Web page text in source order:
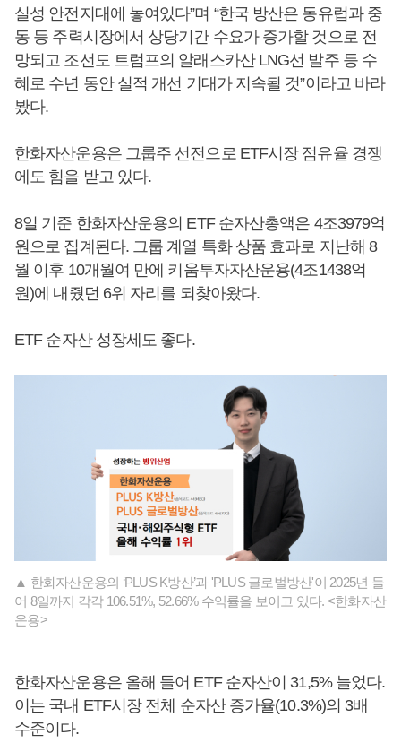
실성 안전지대에 놓여있다”며 “한국 방산은 동유럽과 중
동 등 주력시장에서 상당기간 수요가 증가할 것으로 전
망되고 조선도 트럼프의 알래스카산 LNG선 발주 등 수
혜로 수년 동안 실적 개선 기대가 지속될 것”이라고 바라
봤다.
한화자산운용은 그룹주 선전으로 ETF시장 점유율 경쟁
에도 힘을 받고 있다.
8일 기준 한화자산운용의 ETF 순자산총액은 4조3979억
원으로 집계된다. 그룹 계열 특화 상품 효과로 지난해 8
월 이후 10개월여 만에 키움투자자산운용(4조1438억
원)에 내줬던 6위 자리를 되찾아왔다.
ETF 순자산 성장세도 좋다.
▲ 한화자산운용의 ‘PLUS K방산’과 'PLUS 글로벌방산'이 2025년 들
어 8일까지 각각 106.51%, 52.66% 수익률을 보이고 있다. <한화자산
운용>
한화자산운용은 올해 들어 ETF 순자산이 31,5% 늘었다.
이는 국내 ETF시장 전체 순자산 증가율(10.3%)의 3배
수준이다.